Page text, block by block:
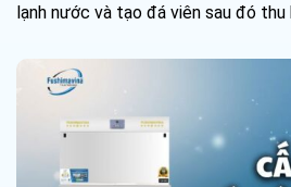
lạnh nước và tạo đá viên sau đó thu